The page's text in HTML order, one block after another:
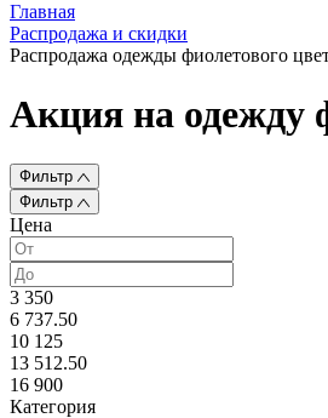
Главная
Распродажа и скидки
Распродажа одежды фиолетового
Акция на одежду
Фильтр
Фильтр
Цена
3 350
6 737.50
10 125
13 512.50
16 900
Категория